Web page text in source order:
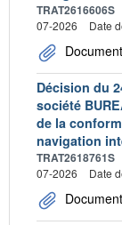
TRAT2616606S
07-2026
Date
Décision du
société
de la
navigation
TRAT2618761S
07-2026
Date